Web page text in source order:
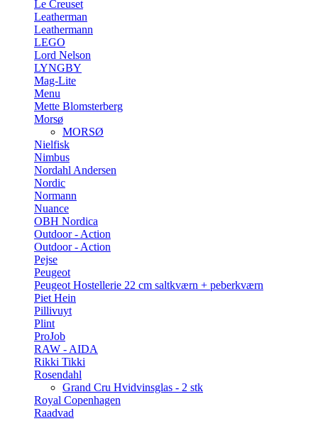
Le Creuset
Leatherman
Leathermann
LEGO
Lord Nelson
LYNGBY
Mag-Lite
Menu
Mette Blomsterberg
Morsø
MORSØ
Nielfisk
Nimbus
Nordahl Andersen
Nordic
Normann
Nuance
OBH Nordica
Outdoor - Action
Outdoor - Action
Pejse
Peugeot
Peugeot Hostellerie 22 cm saltkværn + peberkværn
Piet Hein
Pillivuyt
Plint
ProJob
RAW - AIDA
Rikki Tikki
Rosendahl
Grand Cru Hvidvinsglas - 2 stk
Royal Copenhagen
Raadvad